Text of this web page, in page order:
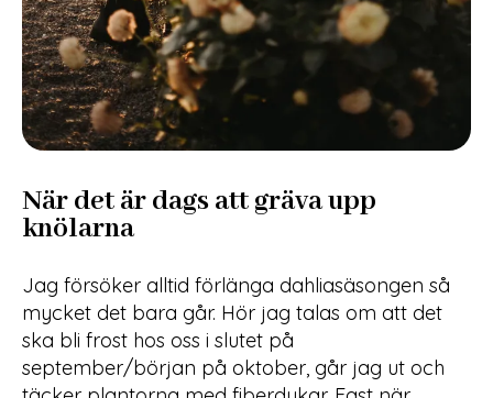
När det är dags att gräva upp
knölarna
Jag försöker alltid förlänga dahliasäsongen så
mycket det bara går. Hör jag talas om att det
ska bli frost hos oss i slutet på
september/början på oktober, går jag ut och